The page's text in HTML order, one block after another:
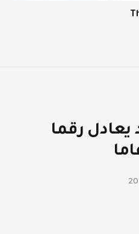
يعادل رقما